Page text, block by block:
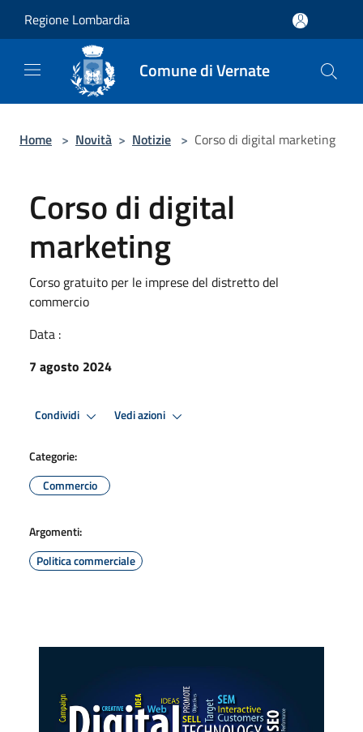
Regione Lombardia
Comune di Vernate
Home > Novità > Notizie > Corso di digital marketing
Corso di digital
marketing
Corso gratuito per le imprese del distretto del
commercio
Data :
7 agosto 2024
Condividi Vedi azioni
Categorie:
Commercio
Argomenti:
Politica commerciale